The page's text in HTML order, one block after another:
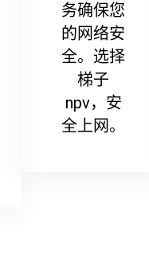
务确保您
的网络安
全。选择
梯子
npv，安
全上网。